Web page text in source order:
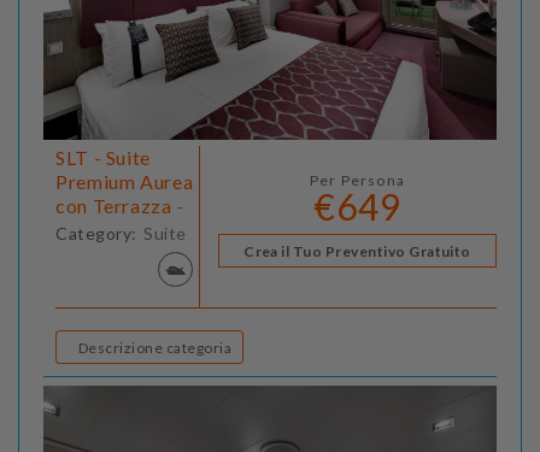
SLT - Suite
Premium Aurea
con Terrazza -
Category: Suite
Per Persona
€649
Crea il Tuo Preventivo Gratuito
Descrizione categoria